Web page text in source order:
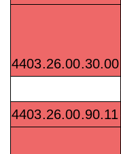
4403.26.00.30.00
4403.26.00.90.11